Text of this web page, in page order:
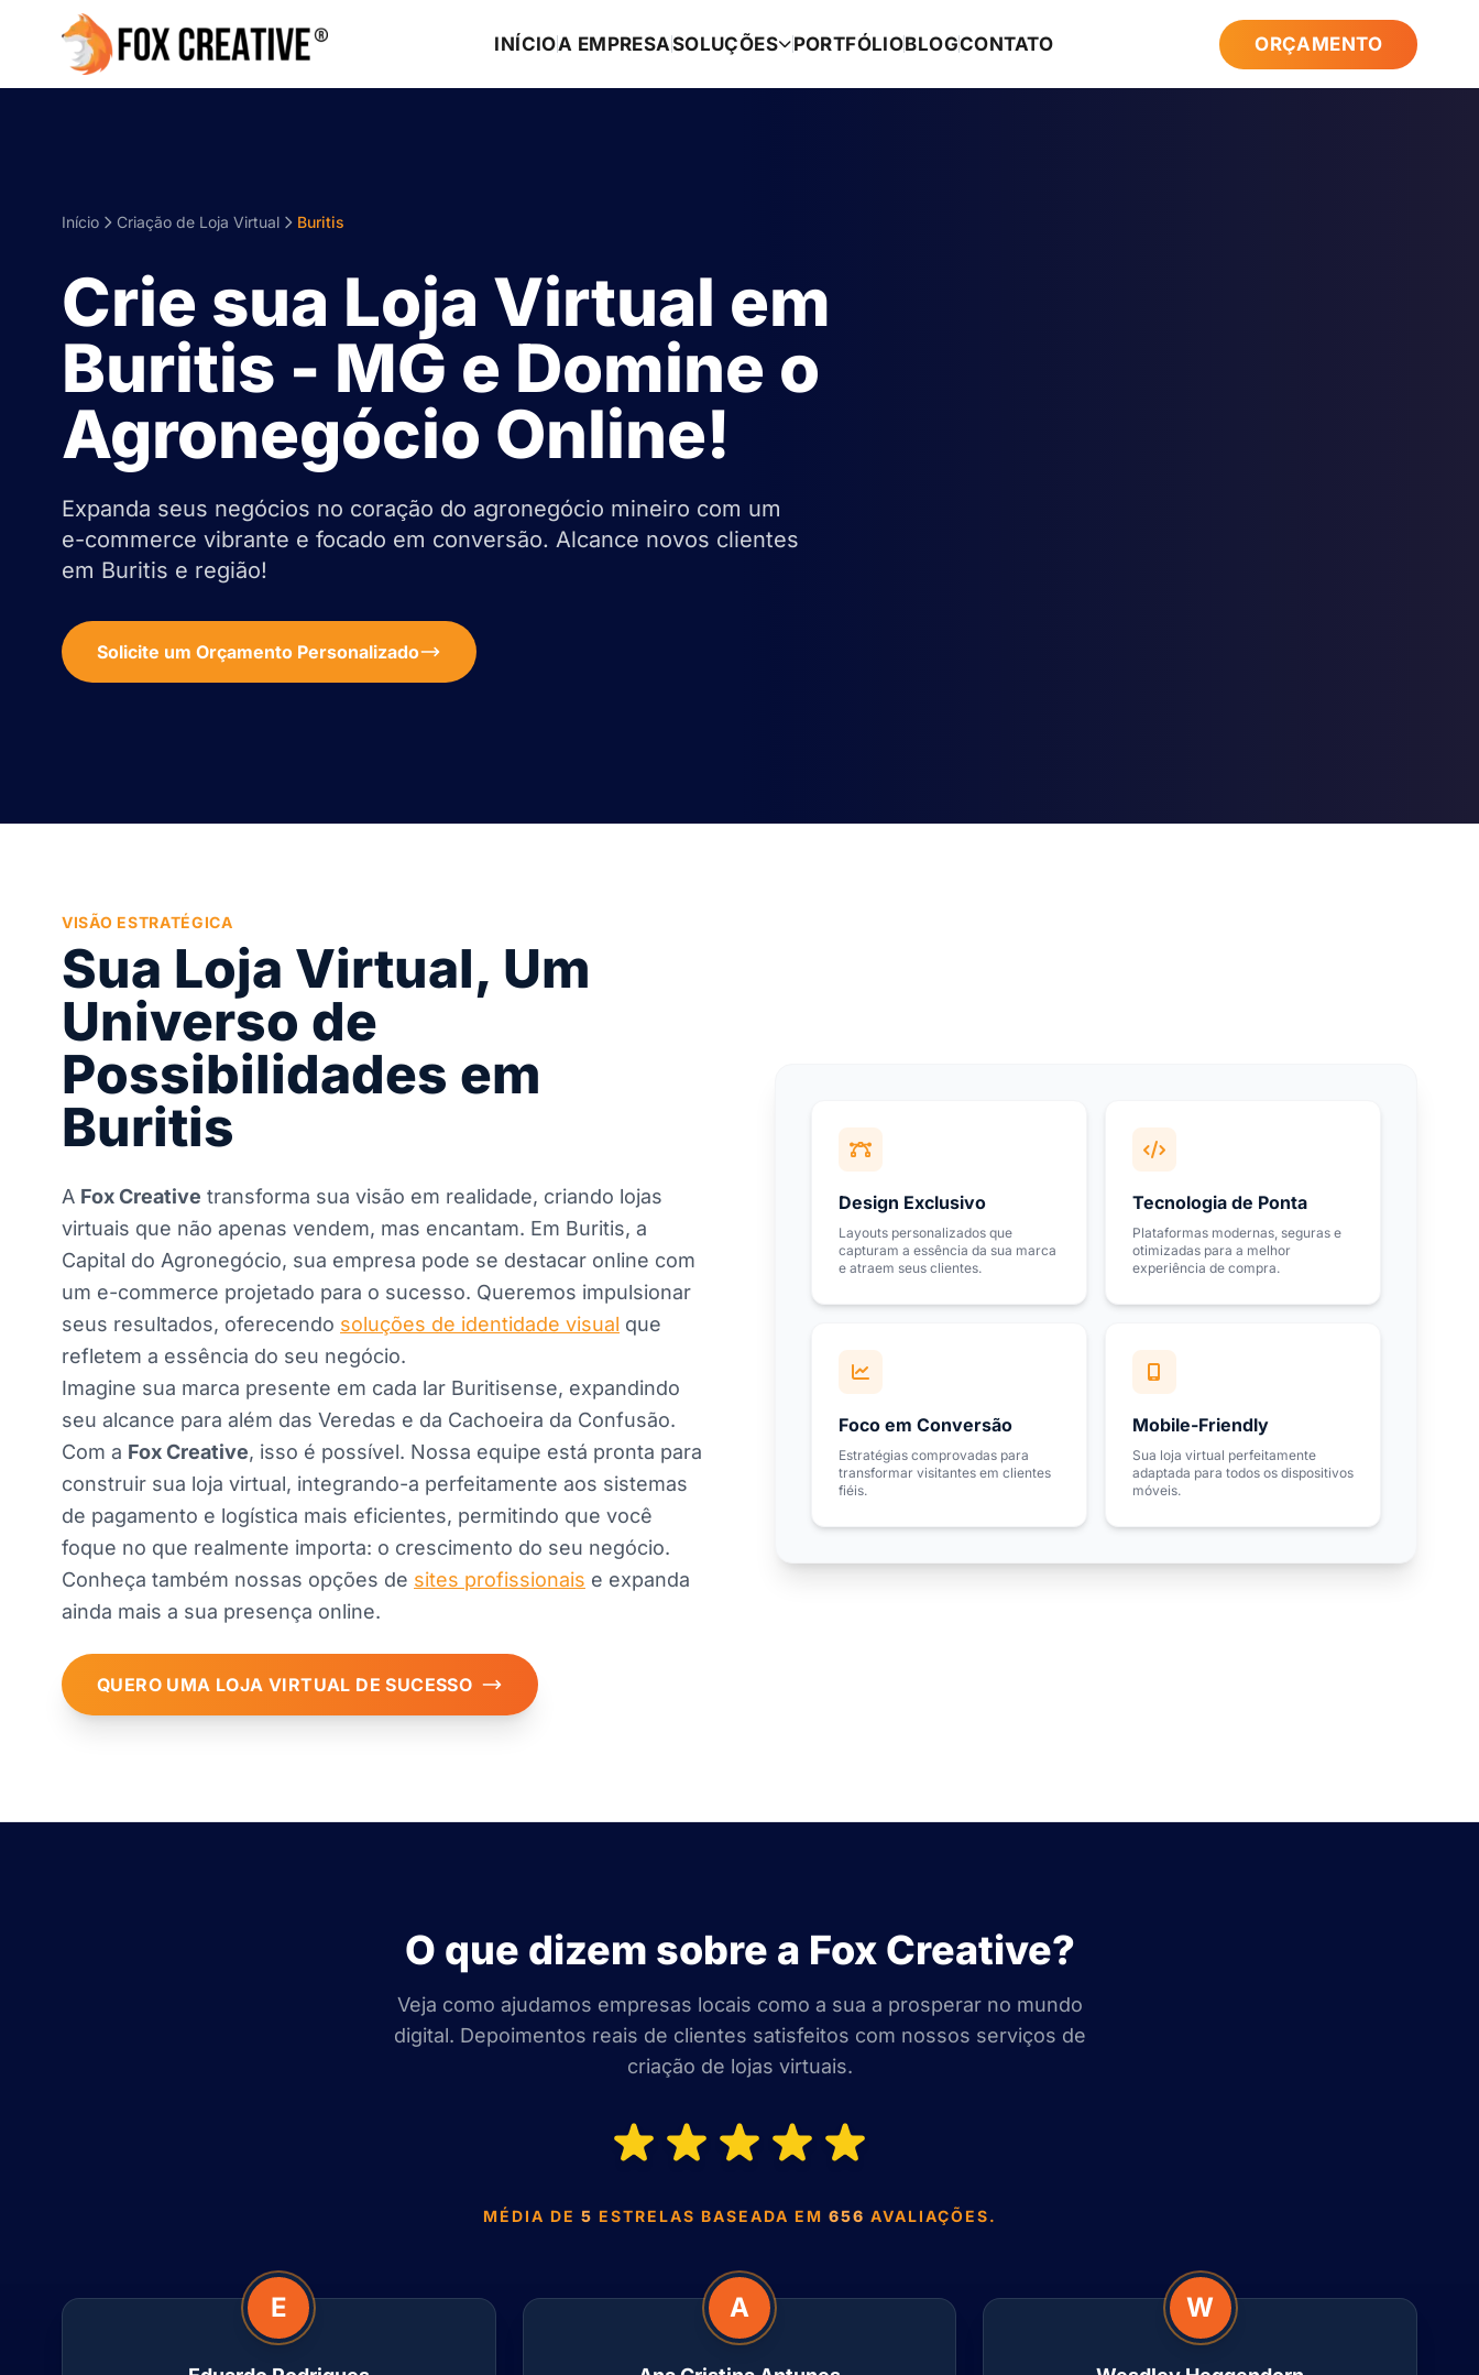
INÍCIOA EMPRESASOLUÇÕES PORTFÓLIOBLOGCONTATO ORÇAMENTO
Início Criação de Loja Virtual Buritis
Crie sua Loja Virtual em
Buritis - MG e Domine o
Agronegócio Online!
Expanda seus negócios no coração do agronegócio mineiro com um
e-commerce vibrante e focado em conversão. Alcance novos clientes
em Buritis e região!
Solicite um Orçamento Personalizado
VISÃO ESTRATÉGICA
Sua Loja Virtual, Um
Universo de
Possibilidades em
Buritis
A Fox Creative transforma sua visão em realidade, criando lojas
virtuais que não apenas vendem, mas encantam. Em Buritis, a
Capital do Agronegócio, sua empresa pode se destacar online com
um e-commerce projetado para o sucesso. Queremos impulsionar
seus resultados, oferecendo soluções de identidade visual que
refletem a essência do seu negócio.
Imagine sua marca presente em cada lar Buritisense, expandindo
seu alcance para além das Veredas e da Cachoeira da Confusão.
Com a Fox Creative, isso é possível. Nossa equipe está pronta para
construir sua loja virtual, integrando-a perfeitamente aos sistemas
de pagamento e logística mais eficientes, permitindo que você
foque no que realmente importa: o crescimento do seu negócio.
Conheça também nossas opções de sites profissionais e expanda
ainda mais a sua presença online.
QUERO UMA LOJA VIRTUAL DE SUCESSO
Design Exclusivo
Layouts personalizados que
capturam a essência da sua marca
e atraem seus clientes.
Tecnologia de Ponta
Plataformas modernas, seguras e
otimizadas para a melhor
experiência de compra.
Foco em Conversão
Estratégias comprovadas para
transformar visitantes em clientes
fiéis.
Mobile-Friendly
Sua loja virtual perfeitamente
adaptada para todos os dispositivos
móveis.
O que dizem sobre a Fox Creative?
Veja como ajudamos empresas locais como a sua a prosperar no mundo
digital. Depoimentos reais de clientes satisfeitos com nossos serviços de
criação de lojas virtuais.
MÉDIA DE 5 ESTRELAS BASEADA EM 656 AVALIAÇÕES.
E A W